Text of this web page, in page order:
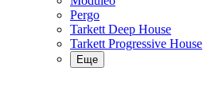
Pergo
Tarkett Deep House
Tarkett Progressive House
Еще